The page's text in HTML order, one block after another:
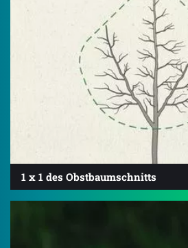
1 x 1 des Obstbaumschnitts